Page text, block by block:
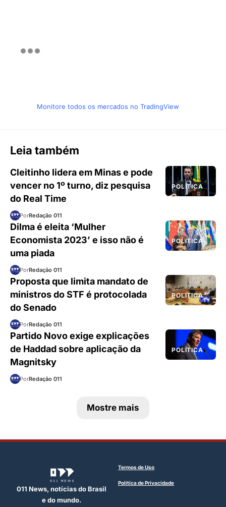
Monitore todos os mercados no TradingView
Leia também
POLÍTICA
Cleitinho lidera em Minas e pode
vencer no 1º turno, diz pesquisa
do Real Time
PorRedação 011
POLÍTICA
Dilma é eleita ‘Mulher
Economista 2023’ e isso não é
uma piada
PorRedação 011
POLÍTICA
Proposta que limita mandato de
ministros do STF é protocolada
do Senado
PorRedação 011
POLÍTICA
Partido Novo exige explicações
de Haddad sobre aplicação da
Magnitsky
PorRedação 011
Mostre mais
011 News, notícias do Brasil
e do mundo.
Termos de Uso
Política de Privacidade